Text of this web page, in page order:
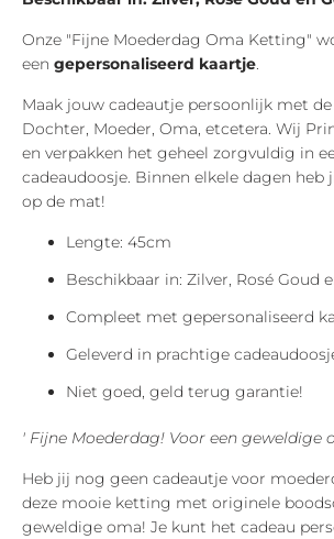
Onze "Fijne Moederdag Oma Ketting"
een gepersonaliseerd kaartje.
Maak jouw cadeautje persoonlijk met
Dochter, Moeder, Oma, etcetera. Wij
en verpakken het geheel zorgvuldig in
cadeaudoosje. Binnen elkele dagen heb
op de mat!
Lengte: 45cm
Beschikbaar in: Zilver, Rosé Goud
Compleet met gepersonaliseerd
Geleverd in prachtige
Niet goed, geld terug garantie!
' Fijne Moederdag! Voor een geweldige
Heb jij nog geen cadeautje voor
deze mooie ketting met originele
geweldige oma! Je kunt het cadeau